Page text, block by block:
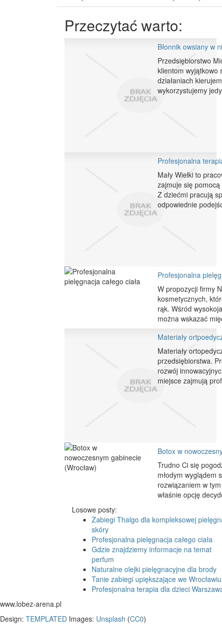
Przeczytać warto:
Błonnik owsiany w
Przedsiębiorstwo
klientom wyjątkowo
działaniach
wykorzystujemy
Profesjonalna
Mały Wielki to
zajmuje się
Z dziećmi pracują
odpowiednie
Profesjonalna
W propozycji firmy
kosmetycznych,
rąk. Wśród
można wskazać
Materiały
Materiały
przedsiębiorstwa.
rozwój
miejsce zajmują
Botox w
Trudno Ci się
młodym wyglądem
rozwiązaniem w
właśnie opcję
Losowe posty:
Zabiegi Thalgo dla kompleksowej
skóry
Profesjonalna pielęgnacja całego ciała
Gdzie znajdziemy informacje na temat
perfum
Naturalne olejki pielęgnacyjne dla brody
Tanie zabiegi upiększające we Wrocławiu
Profesjonalna terapia dla dzieci
www.lobez-arena.pl
Design: TEMPLATED Images: Unsplash (CC0)